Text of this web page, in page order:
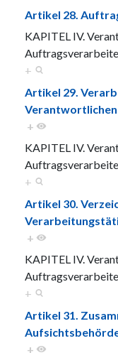
Artikel 28.
KAPITEL IV.
+
Artikel 29.
+
KAPITEL IV.
+
Artikel 30.
+
KAPITEL IV.
+
Artikel 31.
+